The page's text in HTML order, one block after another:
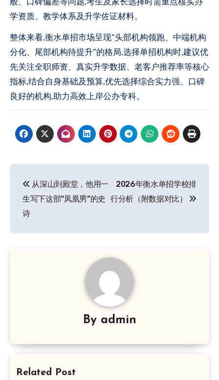
学资质、教学体系及升学佐证材料。
整体来看,衡水单招市场呈现“头部机构领跑、中端机构
分化、尾部机构待提升”的格局,选择单招机构时,建议优
先关注全职师资、真实升学数据、老客户推荐率等核心
指标,结合自身基础及预算,优先选择综合实力强、口碑
良好的机构,助力高效上岸公办专科。
章
导
航
从深山到殿堂，他用一
生写下这部“凤凰男”的史
诗
2026年衡水单招学校排
行分析（附数据对比）
By admin
Related Post